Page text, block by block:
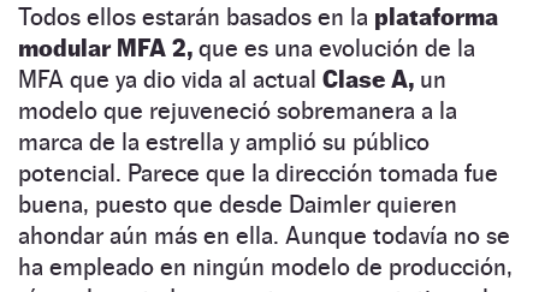
Todos ellos estarán basados en la plataforma
modular MFA 2, que es una evolución de la
MFA que ya dio vida al actual Clase A, un
modelo que rejuveneció sobremanera a la
marca de la estrella y amplió su público
potencial. Parece que la dirección tomada fue
buena, puesto que desde Daimler quieren
ahondar aún más en ella. Aunque todavía no se
ha empleado en ningún modelo de producción,